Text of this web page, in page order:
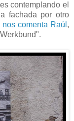
contemplando el
fachada por otro
nos comenta Raúl ,